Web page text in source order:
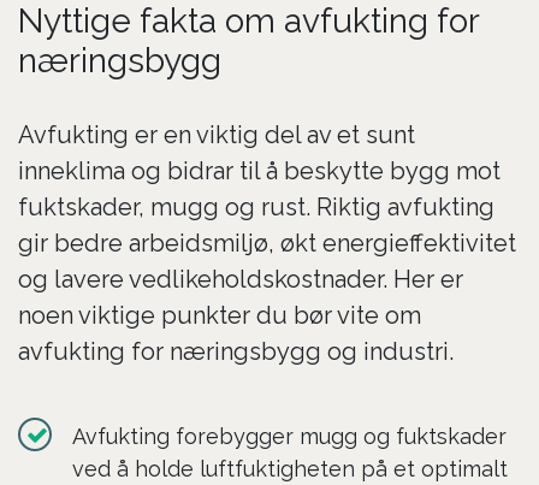
Nyttige fakta om avfukting for
næringsbygg
Avfukting er en viktig del av et sunt
inneklima og bidrar til å beskytte bygg mot
fuktskader, mugg og rust. Riktig avfukting
gir bedre arbeidsmiljø, økt energieffektivitet
og lavere vedlikeholdskostnader. Her er
noen viktige punkter du bør vite om
avfukting for næringsbygg og industri.
Avfukting forebygger mugg og fuktskader
ved å holde luftfuktigheten på et optimalt